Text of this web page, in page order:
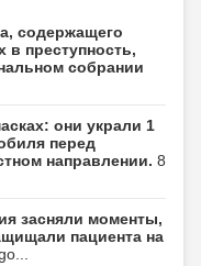
содержащего
в преступность,
собрании
они украли 1
перед
направлении. 8
засняли моменты,
пациента на